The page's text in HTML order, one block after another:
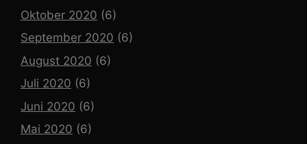
Oktober 2020 (6)
September 2020 (6)
August 2020 (6)
Juli 2020 (6)
Juni 2020 (6)
Mai 2020 (6)